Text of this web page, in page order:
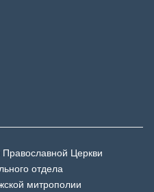
Церкви
отдела
митрополии